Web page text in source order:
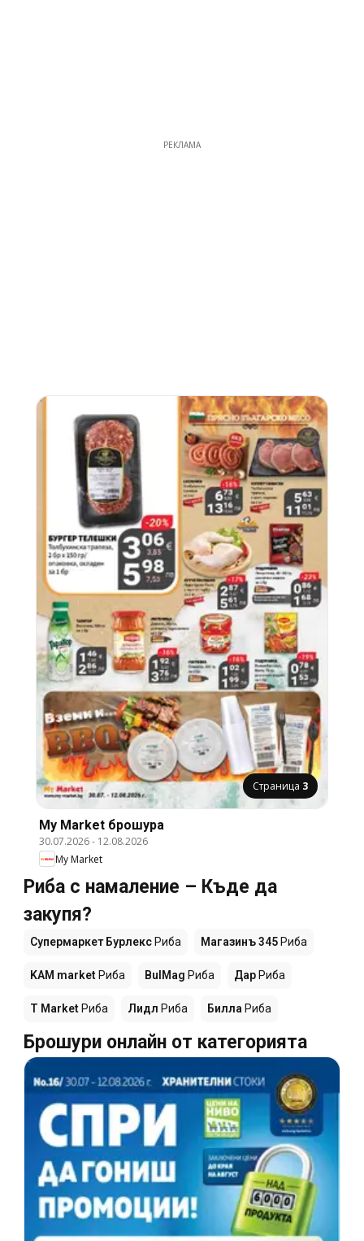
РЕКЛАМА
Страница 3
My Market брошура
30.07.2026- 12.08.2026
My Market
Риба с намаление – Къде да
закупя?
Супермаркет Бурлекс Риба Магазинъ 345 Риба
KAM market Риба BulMag Риба Дар Риба
T Market Риба Лидл Риба Билла Риба
Брошури онлайн от категорията